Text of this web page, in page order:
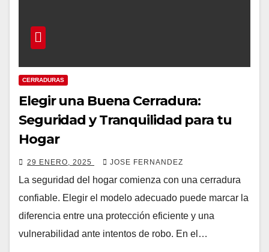
CERRADURAS
Elegir una Buena Cerradura:
Seguridad y Tranquilidad para tu
Hogar
29 ENERO, 2025 JOSE FERNANDEZ
La seguridad del hogar comienza con una cerradura
confiable. Elegir el modelo adecuado puede marcar la
diferencia entre una protección eficiente y una
vulnerabilidad ante intentos de robo. En el…